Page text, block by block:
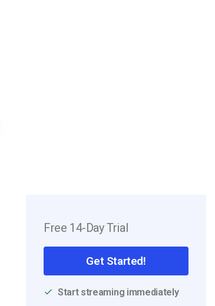
Free 14-Day Trial
Get Started!
Start streaming immediately